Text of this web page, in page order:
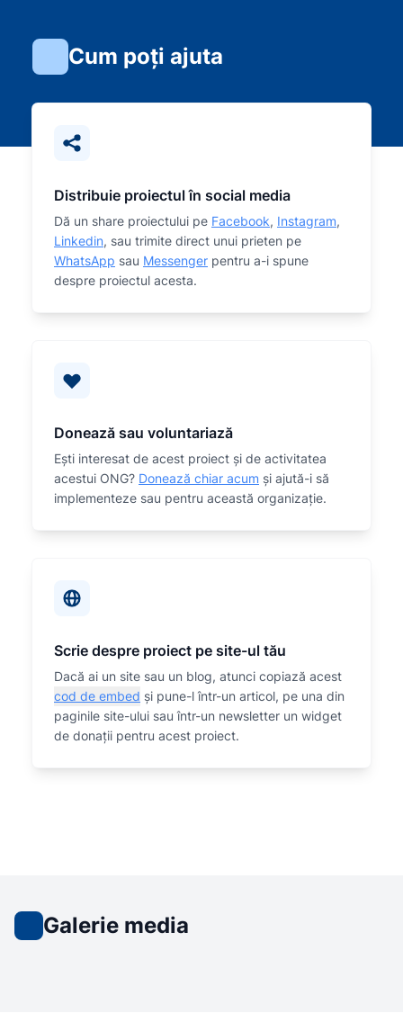
Cum poți ajuta
Distribuie proiectul în social media
Dă un share proiectului pe Facebook, Instagram,
Linkedin, sau trimite direct unui prieten pe
WhatsApp sau Messenger pentru a-i spune
despre proiectul acesta.
Donează sau voluntariază
Eşti interesat de acest proiect și de activitatea
acestui ONG? Donează chiar acum și ajută-i să
implementeze sau pentru această organizaţie.
Scrie despre proiect pe site-ul tău
Dacă ai un site sau un blog, atunci copiază acest
cod de embed și pune-l într-un articol, pe una din
paginile site-ului sau într-un newsletter un widget
de donații pentru acest proiect.
Galerie media